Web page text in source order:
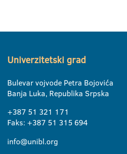
Univerzitetski grad
Bulevar vojvode Petra Bojovića
Banja Luka, Republika Srpska
+387 51 321 171
Faks: +387 51 315 694
info@unibl.org